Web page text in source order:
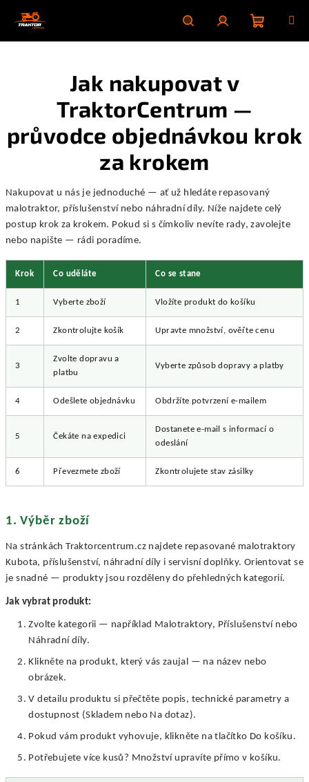
HledatPřihlášeníNákupní
Jak nakupovat v
TraktorCentrum —
průvodce objednávkou krok
za krokem
Nakupovat u nás je jednoduché — ať už hledáte repasovaný
malotraktor, příslušenství nebo náhradní díly. Níže najdete celý
postup krok za krokem. Pokud si s čímkoliv nevíte rady, zavolejte
nebo napište — rádi poradíme.
Krok Co uděláte Co se stane
1 Vyberte zboží Vložíte produkt do košíku
2 Zkontrolujte košík Upravte množství, ověřte cenu
3
Zvolte dopravu a
platbu
Vyberte způsob dopravy a platby
4 Odešlete objednávku Obdržíte potvrzení e-mailem
5 Čekáte na expedici
Dostanete e-mail s informací o
odeslání
6 Převezmete zboží Zkontrolujete stav zásilky
1. Výběr zboží
Na stránkách Traktorcentrum.cz najdete repasované malotraktory
Kubota, příslušenství, náhradní díly i servisní doplňky. Orientovat se
je snadné — produkty jsou rozděleny do přehledných kategorií.
Jak vybrat produkt:
Zvolte kategorii — například Malotraktory, Příslušenství nebo
Náhradní díly.
Klikněte na produkt, který vás zaujal — na název nebo
obrázek.
V detailu produktu si přečtěte popis, technické parametry a
dostupnost (Skladem nebo Na dotaz).
Pokud vám produkt vyhovuje, klikněte na tlačítko Do košíku.
Potřebujete více kusů? Množství upravíte přímo v košíku.